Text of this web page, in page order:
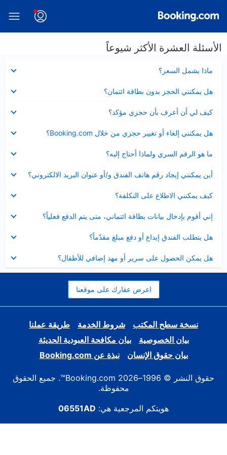
الأسئلة العشرة الأكثر شيوعاً
ماذا يشمل السعر؟
مصغر
هل يمكنني الحجز بدون بطاقة ائتمان؟
مصغر
كيف لي أن أعرف بأن حجزي مؤكد؟
مصغر
هل يمكنني إلغاء أو تغيير حجزي من خلال Booking.com؟
مصغر
ما هو الرقم السري ولماذا أحتاج إليه؟
مصغر
أين يمكنني إيجاد رقم هاتف الفندق و/أو عنوان البريد الالكتروني؟
عرض
مصغر
كيف يمكنني الاطلاع على التكلفة؟
مصغر
إني أقوم بإدخال بيانات بطاقة ائتماني، متى يتم الدفع فعلياً؟
مصغر
هل يتطلب الفندق إيداع أو دفع مبلغ مقدّماً؟
مصغر
هل يمكن الحصول على سرير أو مهد إضافي للأطفال؟
مصغر
اعرض عقارك على موقعنا
نسخة سطح المكتب شروط الخدمة
طريقة عملنا
بيان الخصوصية
بيان مكافحة العبودية الحديثة
بيان حقوق الإنسان
نبذة عن Booking.com
حقوق النشر © 1996–2026 Booking.com™. جميع الحقوق
محفوظة.
هويتكم المرجعية هي: 06551AD